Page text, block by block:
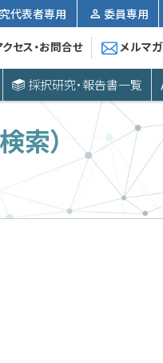
採択研究・報告書一覧
代表者専用 委員専用
クセス・お問合せ メルマガ
索）